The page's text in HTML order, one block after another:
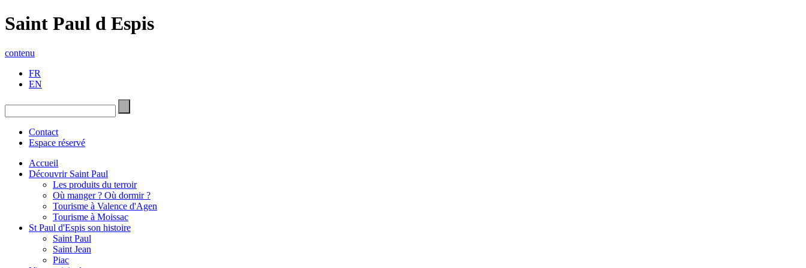
Saint Paul d Espis
contenu
FR
EN
Contact
Espace réservé
Accueil
Découvrir Saint Paul
Les produits du terroir
Où manger ? Où dormir ?
Tourisme à Valence d'Agen
Tourisme à Moissac
St Paul d'Espis son histoire
Saint Paul
Saint Jean
Piac